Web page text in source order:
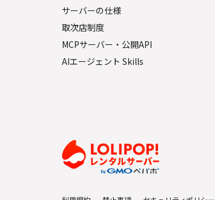
サーバーの仕様
取次店制度
MCPサーバー・公開API
AIエージェント Skills